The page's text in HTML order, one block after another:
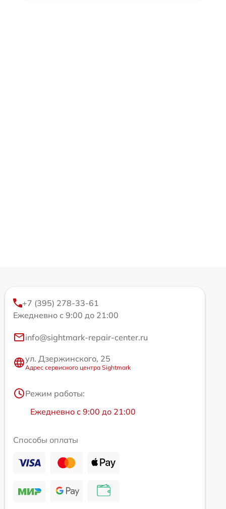
+7 (395) 278-33-61
Ежедневно с 9:00 до 21:00
info@sightmark-repair-center.ru
ул. Дзержинского, 25
Адрес сервисного центра Sightmark
Режим работы:
Ежедневно с 9:00 до 21:00
Способы оплаты